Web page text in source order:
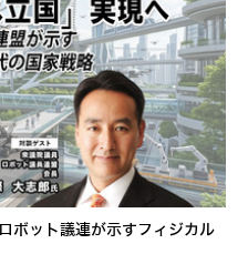
ボット議連が示すフィジカル